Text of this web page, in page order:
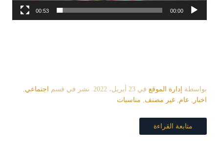
00:00
00:53
بواسطة إدارة الموقع في 23 أبريل، 2022 . نشر في قسم اجتماعي,
اخبار , عام, غير مصنف, مناسبات
متابعة القراءة